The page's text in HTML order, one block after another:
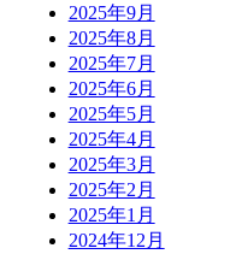
2025年9月
2025年8月
2025年7月
2025年6月
2025年5月
2025年4月
2025年3月
2025年2月
2025年1月
2024年12月